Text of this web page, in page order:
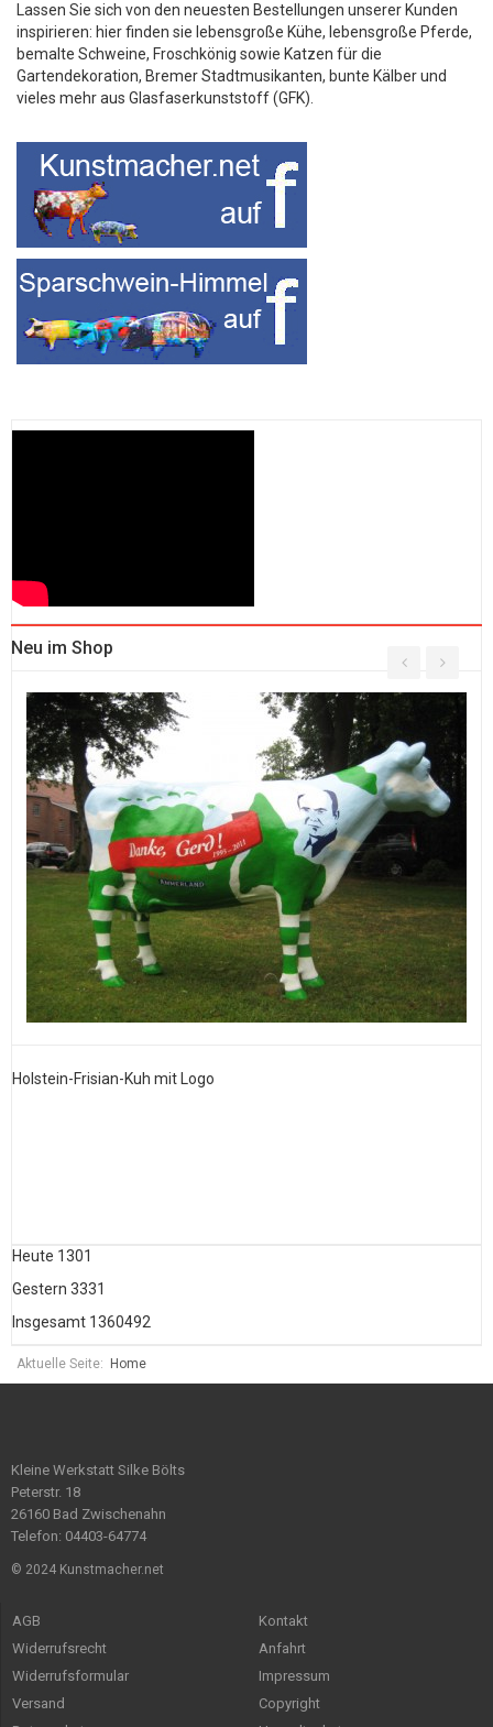
Lassen Sie sich von den neuesten Bestellungen unserer Kunden
inspirieren: hier finden sie lebensgroße Kühe, lebensgroße Pferde,
bemalte Schweine, Froschkönig sowie Katzen für die
Gartendekoration, Bremer Stadtmusikanten, bunte Kälber und
vieles mehr aus Glasfaserkunststoff (GFK).
Neu im Shop
Holstein-Frisian-Kuh mit Logo
Heute 1301
Gestern 3331
Insgesamt 1360492
Aktuelle Seite: Home
Kleine Werkstatt Silke Bölts
Peterstr. 18
26160 Bad Zwischenahn
Telefon: 04403-64774
© 2024 Kunstmacher.net
AGB
Widerrufsrecht
Widerrufsformular
Versand
Kontakt
Anfahrt
Impressum
Copyright